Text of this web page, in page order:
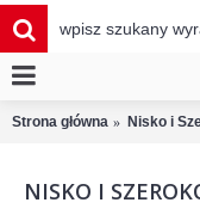
Strona główna Nisko i
NISKO I